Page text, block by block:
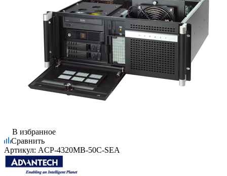
В избранное
Сравнить
Артикул: ACP-4320MB-50C-SEA